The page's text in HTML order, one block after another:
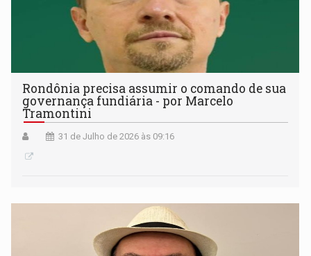
Rondônia precisa assumir o comando de sua
governança fundiária - por Marcelo
Tramontini
31 de Julho de 2026 às 09:16